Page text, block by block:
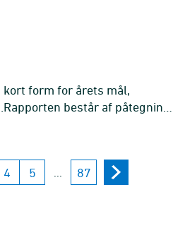
form for årets mål,
består af påtegning,
bilag. ...
4 5 87